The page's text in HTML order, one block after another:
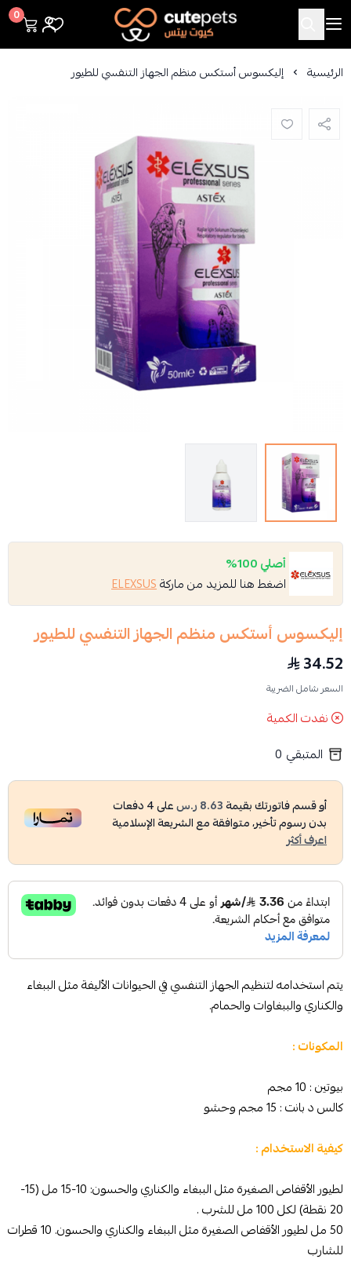
Cutepets
0
الرئيسية إليكسوس أستكس منظم الجهاز التنفسي للطيور
أصلي 100%
اضغط هنا للمزيد من ماركةELEXSUS
إليكسوس أستكس منظم الجهاز التنفسي للطيور
34.52
السعر شامل الضريبة
نفدت الكمية
المتبقي 0
أو قسم فاتورتك بقيمة8.63 ر.س على4دفعات
بدون رسوم تأخير، متوافقة مع الشريعة الإسلامية
اعرف أكثر
يتم استخدامه لتنظيم الجهاز التنفسي في الحيوانات الأليفة مثل الببغاء
والكناري والببغاوات والحمام.
المكونات :
بيوتين : 10 مجم
كالس د بانت : 15 مجم وحشو
كيفية الاستخدام :
لطيور الأقفاص الصغيرة مثل الببغاء والكناري والحسون: 10-15 مل (15-
20 نقطة) لكل 100 مل للشرب .
50 مل لطيور الأقفاص الصغيرة مثل الببغاء والكناري والحسون. 10 قطرات
للشارب